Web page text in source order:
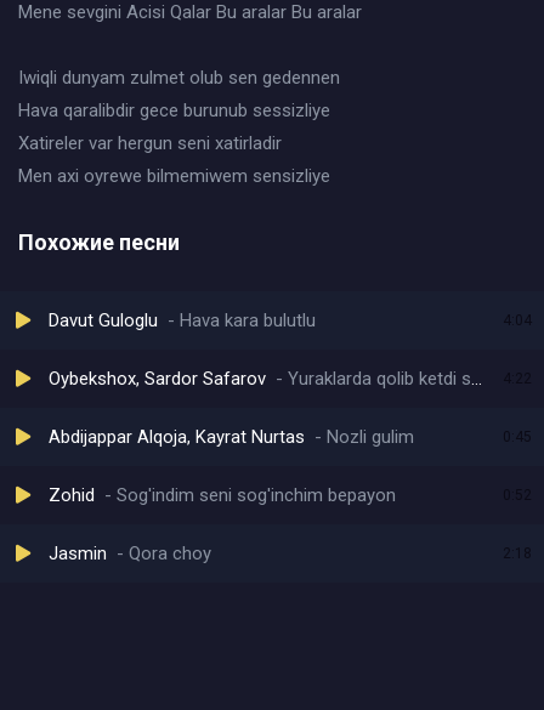
Mene sevgini Acisi Qalar Bu aralar Bu aralar
Iwiqli dunyam zulmet olub sen gedennen
Hava qaralibdir gece burunub sessizliye
Xatireler var hergun seni xatirladir
Men axi oyrewe bilmemiwem sensizliye
Похожие песни
Davut Guloglu Hava kara bulutlu 4:04
Oybekshox, Sardor Safarov Yuraklarda qolib ketdi seni aytgan yolg'oning
Abdijappar Alqoja, Kayrat Nurtas Nozli gulim 0:45
Zohid Sog'indim seni sog'inchim bepayon
Jasmin Qora choy 2:18